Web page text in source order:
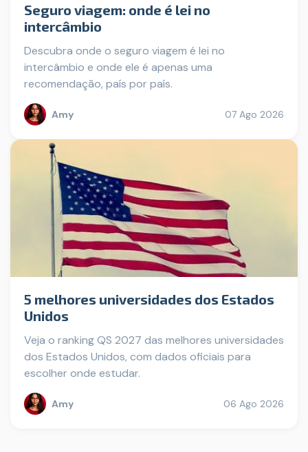
Seguro viagem: onde é lei no
intercâmbio
Descubra onde o seguro viagem é lei no
intercâmbio e onde ele é apenas uma
recomendação, país por país.
Amy 07 Ago 2026
5 melhores universidades dos Estados
Unidos
Veja o ranking QS 2027 das melhores universidades
dos Estados Unidos, com dados oficiais para
escolher onde estudar.
Amy 06 Ago 2026